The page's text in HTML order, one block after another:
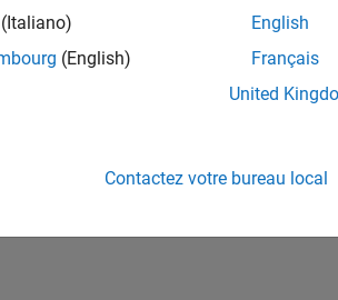
1
(Italiano)
(English)
English
Français
United
Contactez votre bureau local